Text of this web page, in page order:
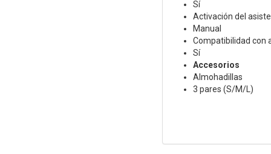
Sí
Activación del
Manual
Compatibilidad con
Sí
Accesorios
Almohadillas
3 pares (S/M/L)